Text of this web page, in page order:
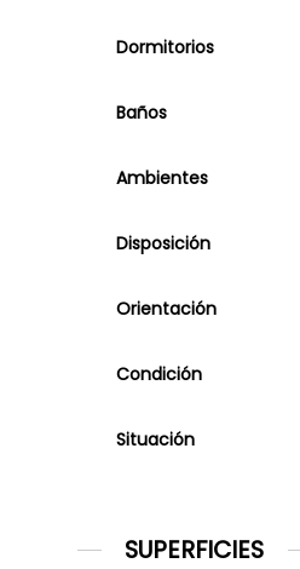
Dormitorios
Baños
Ambientes
Disposición
Orientación
Condición
Situación
SUPERFICIES